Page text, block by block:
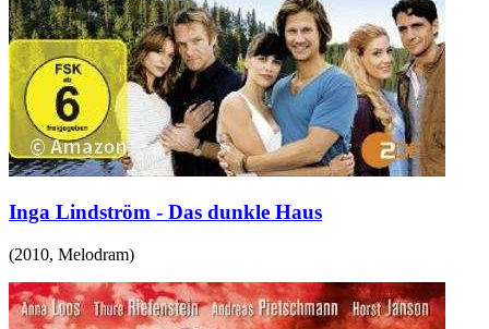
Inga Lindström - Das dunkle Haus
(2010, Melodram)